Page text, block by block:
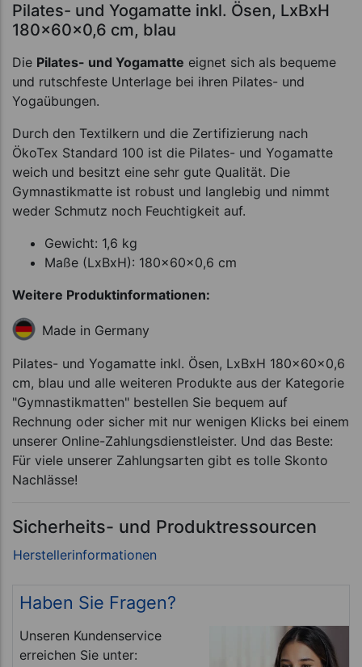
Pilates- und Yogamatte inkl. Ösen, LxBxH
180x60x0,6 cm, blau
Die Pilates- und Yogamatte eignet sich als bequeme
und rutschfeste Unterlage bei ihren Pilates- und
Yogaübungen.
Durch den Textilkern und die Zertifizierung nach
ÖkoTex Standard 100 ist die Pilates- und Yogamatte
weich und besitzt eine sehr gute Qualität. Die
Gymnastikmatte ist robust und langlebig und nimmt
weder Schmutz noch Feuchtigkeit auf.
Gewicht: 1,6 kg
Maße (LxBxH): 180x60x0,6 cm
Weitere Produktinformationen:
Made in Germany
Pilates- und Yogamatte inkl. Ösen, LxBxH 180x60x0,6
cm, blau und alle weiteren Produkte aus der Kategorie
"Gymnastikmatten" bestellen Sie bequem auf
Rechnung oder sicher mit nur wenigen Klicks bei einem
unserer Online-Zahlungsdienstleister. Und das Beste:
Für viele unserer Zahlungsarten gibt es tolle Skonto
Nachlässe!
Sicherheits- und Produktressourcen
Haben Sie Fragen?
Unseren Kundenservice
erreichen Sie unter: